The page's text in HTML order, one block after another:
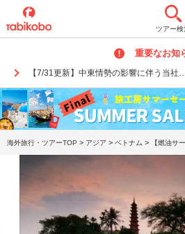
ツアー検
重要なお知
【7/31更新】中東情勢の影響に伴う当社
海外旅行・ツアーTOP > アジア > ベトナム > 【燃油サ